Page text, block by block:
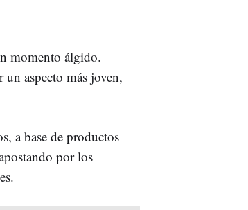
momento álgido.
aspecto más joven,
a base de productos
por los